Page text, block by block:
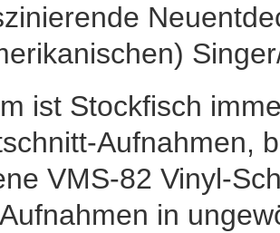
ist Stockfisch
Aufnahmen,
VMS-82 Vinyl-
in